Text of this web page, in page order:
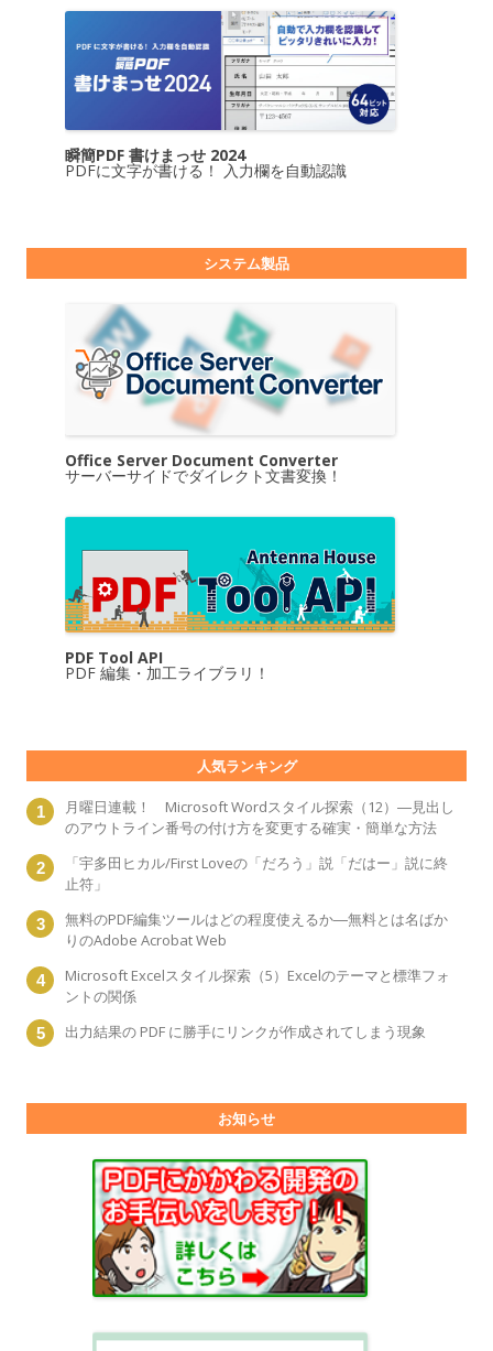
瞬簡PDF 書けまっせ 2024
PDFに文字が書ける！ 入力欄を自動認識
システム製品
Office Server Document Converter
サーバーサイドでダイレクト文書変換！
PDF Tool API
PDF 編集・加工ライブラリ！
人気ランキング
月曜日連載！ Microsoft Wordスタイル探索（12）―見出し
のアウトライン番号の付け方を変更する確実・簡単な方法
「宇多田ヒカル/First Loveの「だろう」説「だはー」説に終
止符」
無料のPDF編集ツールはどの程度使えるか―無料とは名ばか
りのAdobe Acrobat Web
Microsoft Excelスタイル探索（5）Excelのテーマと標準フォ
ントの関係
出力結果の PDF に勝手にリンクが作成されてしまう現象
お知らせ